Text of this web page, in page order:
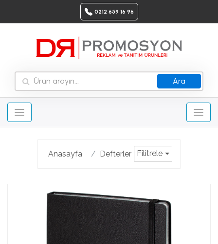
0212 659 16 96
Ara
Anasayfa Defterler Filitrele